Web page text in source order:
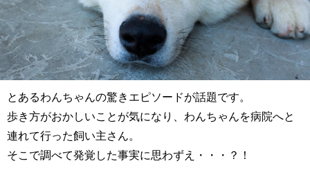
とあるわんちゃんの驚きエピソードが話題です。
歩き方がおかしいことが気になり、わんちゃんを病院へと
連れて行った飼い主さん。
そこで調べて発覚した事実に思わずえ・・・？！